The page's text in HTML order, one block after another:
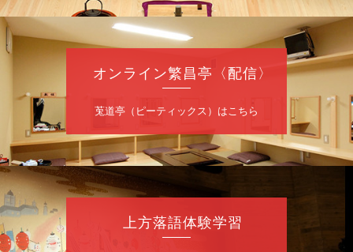
ももえ（音曲漫才）※／笑福亭三喬／桂米二
～仲入～桂咲之輔／林家染団治／渡辺あきら
（ジャグリング）／笑福亭松枝（※…配信は
ございません）
★菟道亭配信あり
夜
8月10日（月）
桂慶治朗 月例奮闘落語会 八月席
桂慶治朗「鉄砲勇助」「植木屋娘」ほか一席
／桂弥壱「開口一番」
オンライン繁昌亭〈配信〉
莵道亭（ピーティックス）はこちら
上方落語体験学習